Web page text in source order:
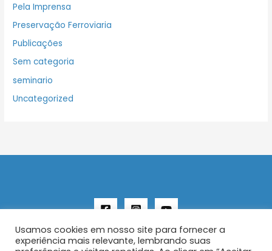
Pela Imprensa
Preservação Ferroviaria
Publicações
Sem categoria
seminario
Uncategorized
Usamos cookies em nosso site para fornecer a
experiência mais relevante, lembrando suas